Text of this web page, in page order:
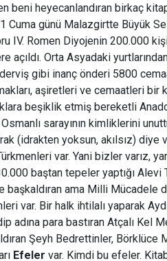
beni heyecanlandıran birkaç
günü Malazgirtte Büyük
IV. Romen Diyojenin 200.000
açıldı. Orta Asyadaki
gibi inanç önderi 5800
aşiretleri ve cemaatleri bir
beşiklik etmiş bereketli
sarayının kimliklerini
(idrakten yoksun, akılsız) diye
var. Yani bizler varız,
baştan tepeler yaptığı Alevi
başkaldıran ama Milli Mücadele
var. Bir halk ihtilalı yaparak
adına para bastıran Atçalı Kel
Şeyh Bedrettinler, Börklüce
Efeler var. Kimdi bu efeler.